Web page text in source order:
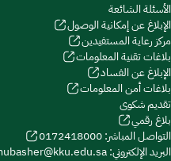
الأسئلة الشائعة
الإبلاغ عن إمكانية الوصول
مركز رعاية المستفيدين
بلاغات تقنية المعلومات
الإبلاغ عن الفساد
بلاغات أمن المعلومات
تقديم شكوى
بلاغ رقمي
التواصل المباشر: 0172418000
البريد الإلكتروني: mubasher@kku.edu.sa